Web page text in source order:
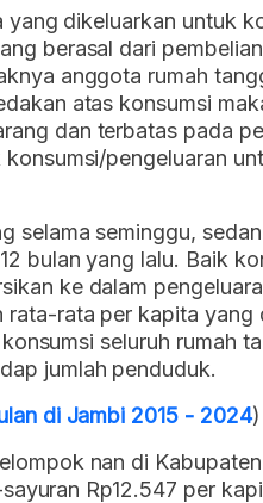
dikeluarkan untuk
berasal dari
anggota rumah
atas konsumsi
dan terbatas pada
pengeluaran
selama seminggu,
bulan yang lalu. Baik
ke dalam
rata per kapita yang
seluruh rumah
jumlah penduduk.
di Jambi 2015 - 2024)
nan di
Rp12.547 per